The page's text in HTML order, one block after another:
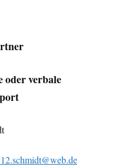
oder verbale